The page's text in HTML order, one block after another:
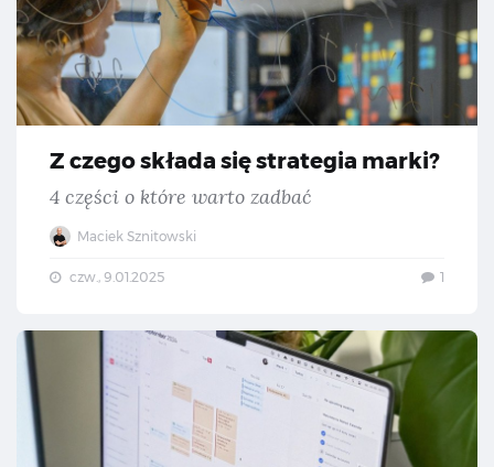
Z czego składa się strategia marki?
4 części o które warto zadbać
Maciek Sznitowski
czw., 9.01.2025 1